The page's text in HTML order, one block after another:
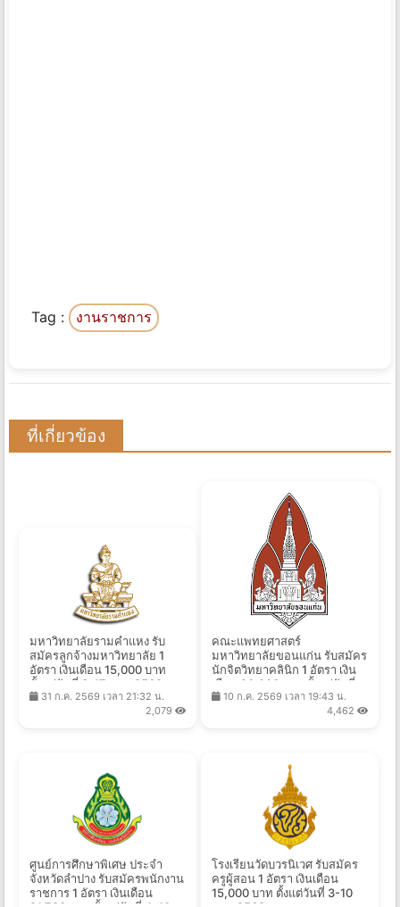
Tag : งานราชการ
ที่เกี่ยวข้อง
มหาวิทยาลัยรามคำแหง รับ
สมัครลูกจ้างมหาวิทยาลัย 1
อัตรา เงินเดือน 15,000 บาท
ตั้งแต่วันที่ 3-17 ส.ค. 2569
31 ก.ค. 2569 เวลา 21:32 น.
2,079
คณะแพทยศาสตร์
มหาวิทยาลัยขอนแก่น รับสมัคร
นักจิตวิทยาคลินิก 1 อัตรา เงิน
เดือน 20,000 บาท ตั้งแต่วันที่
10 ก.ค. - 31 ส.ค. 2569
10 ก.ค. 2569 เวลา 19:43 น.
4,462
ศูนย์การศึกษาพิเศษ ประจำ
จังหวัดลำปาง รับสมัครพนักงาน
ราชการ 1 อัตรา เงินเดือน
โรงเรียนวัดบวรนิเวศ รับสมัคร
ครูผู้สอน 1 อัตรา เงินเดือน
15,000 บาท ตั้งแต่วันที่ 3-10